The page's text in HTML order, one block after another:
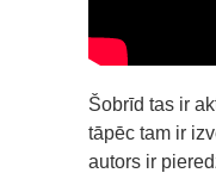
Šobrīd tas ir
tāpēc tam ir
autors ir